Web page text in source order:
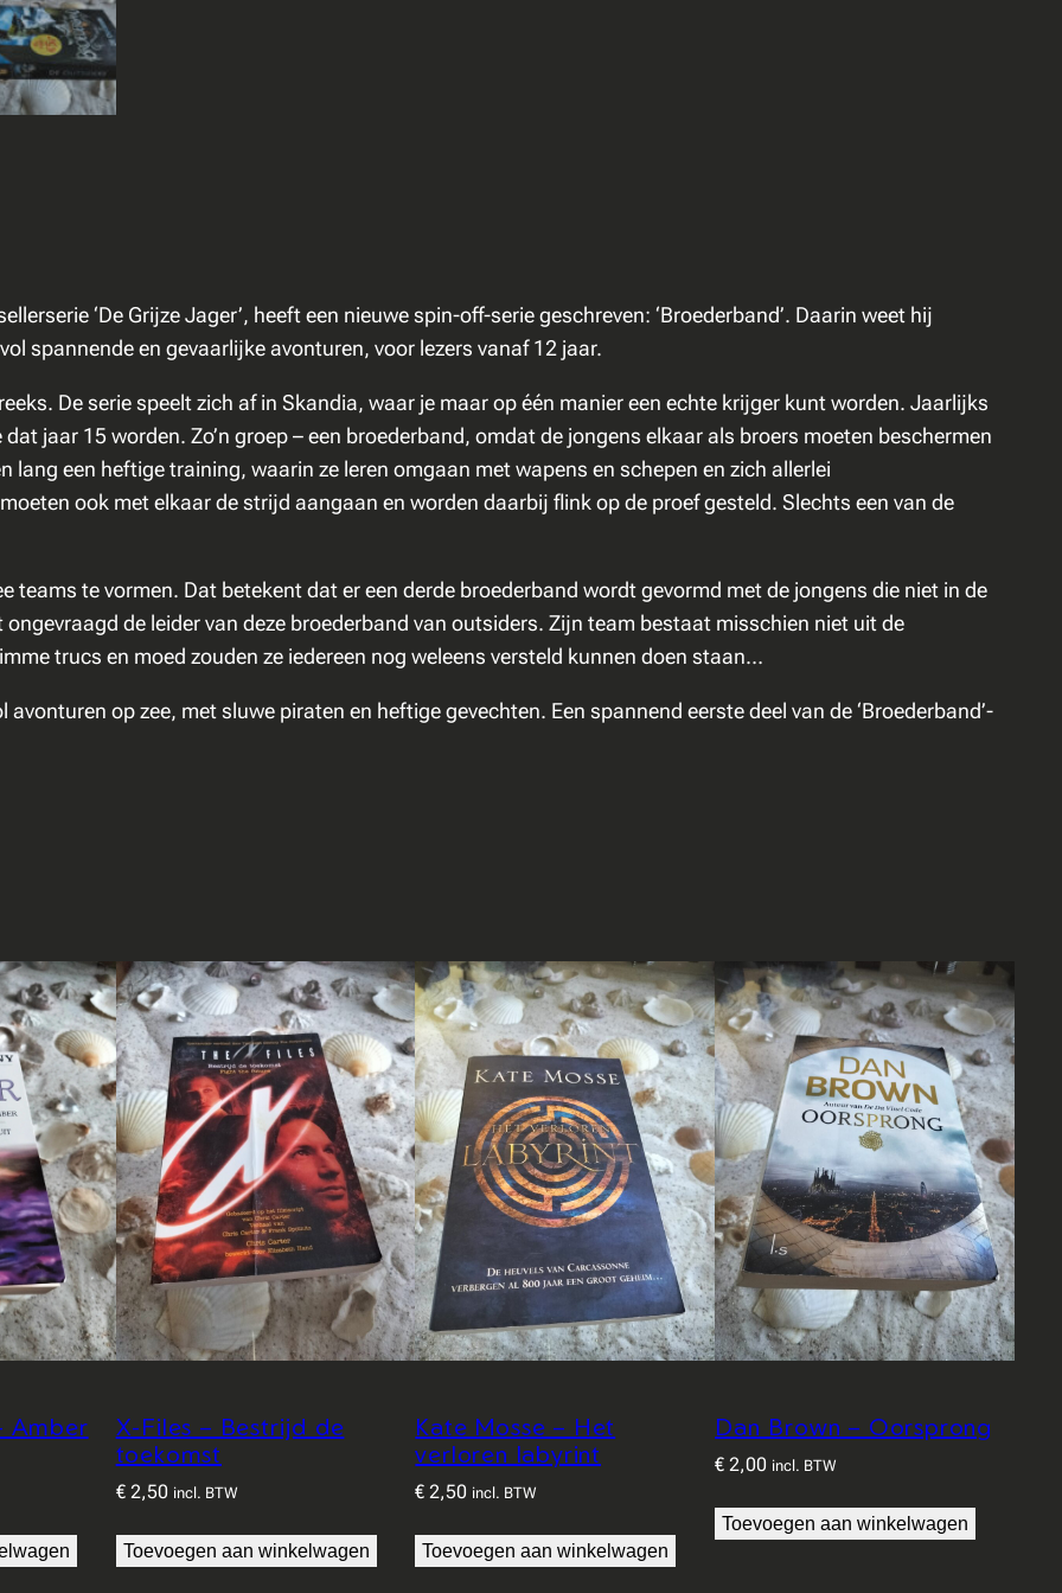
t
a
‘De Grijze Jager’, heeft een nieuwe spin-off-serie geschreven: ‘Broederband’. Daarin weet hij
spannende en gevaarlijke avonturen, voor lezers vanaf 12 jaar.
reeks. De serie speelt zich af in Skandia, waar je maar op één manier een echte krijger kunt worden. Jaarlijks
jaar 15 worden. Zo’n groep – een broederband, omdat de jongens elkaar als broers moeten beschermen
lang een heftige training, waarin ze leren omgaan met wapens en schepen en zich allerlei
ook met elkaar de strijd aangaan en worden daarbij flink op de proef gesteld. Slechts een van de
teams te vormen. Dat betekent dat er een derde broederband wordt gevormd met de jongens die niet in de
de leider van deze broederband van outsiders. Zijn team bestaat misschien niet uit de
trucs en moed zouden ze iedereen nog weleens versteld kunnen doen staan…
op zee, met sluwe piraten en heftige gevechten. Een spannend eerste deel van de ‘Broederband’-
Amber
X-Files – Bestrijd de
toekomst
€2,50 incl. BTW
Toevoegen aan winkelwagen
Kate Mosse – Het
verloren labyrint
€ 2,50 incl. BTW
Toevoegen aan winkelwagen
Dan Brown – Oorsprong
€ 2,00 incl. BTW
Toevoegen aan winkelwagen